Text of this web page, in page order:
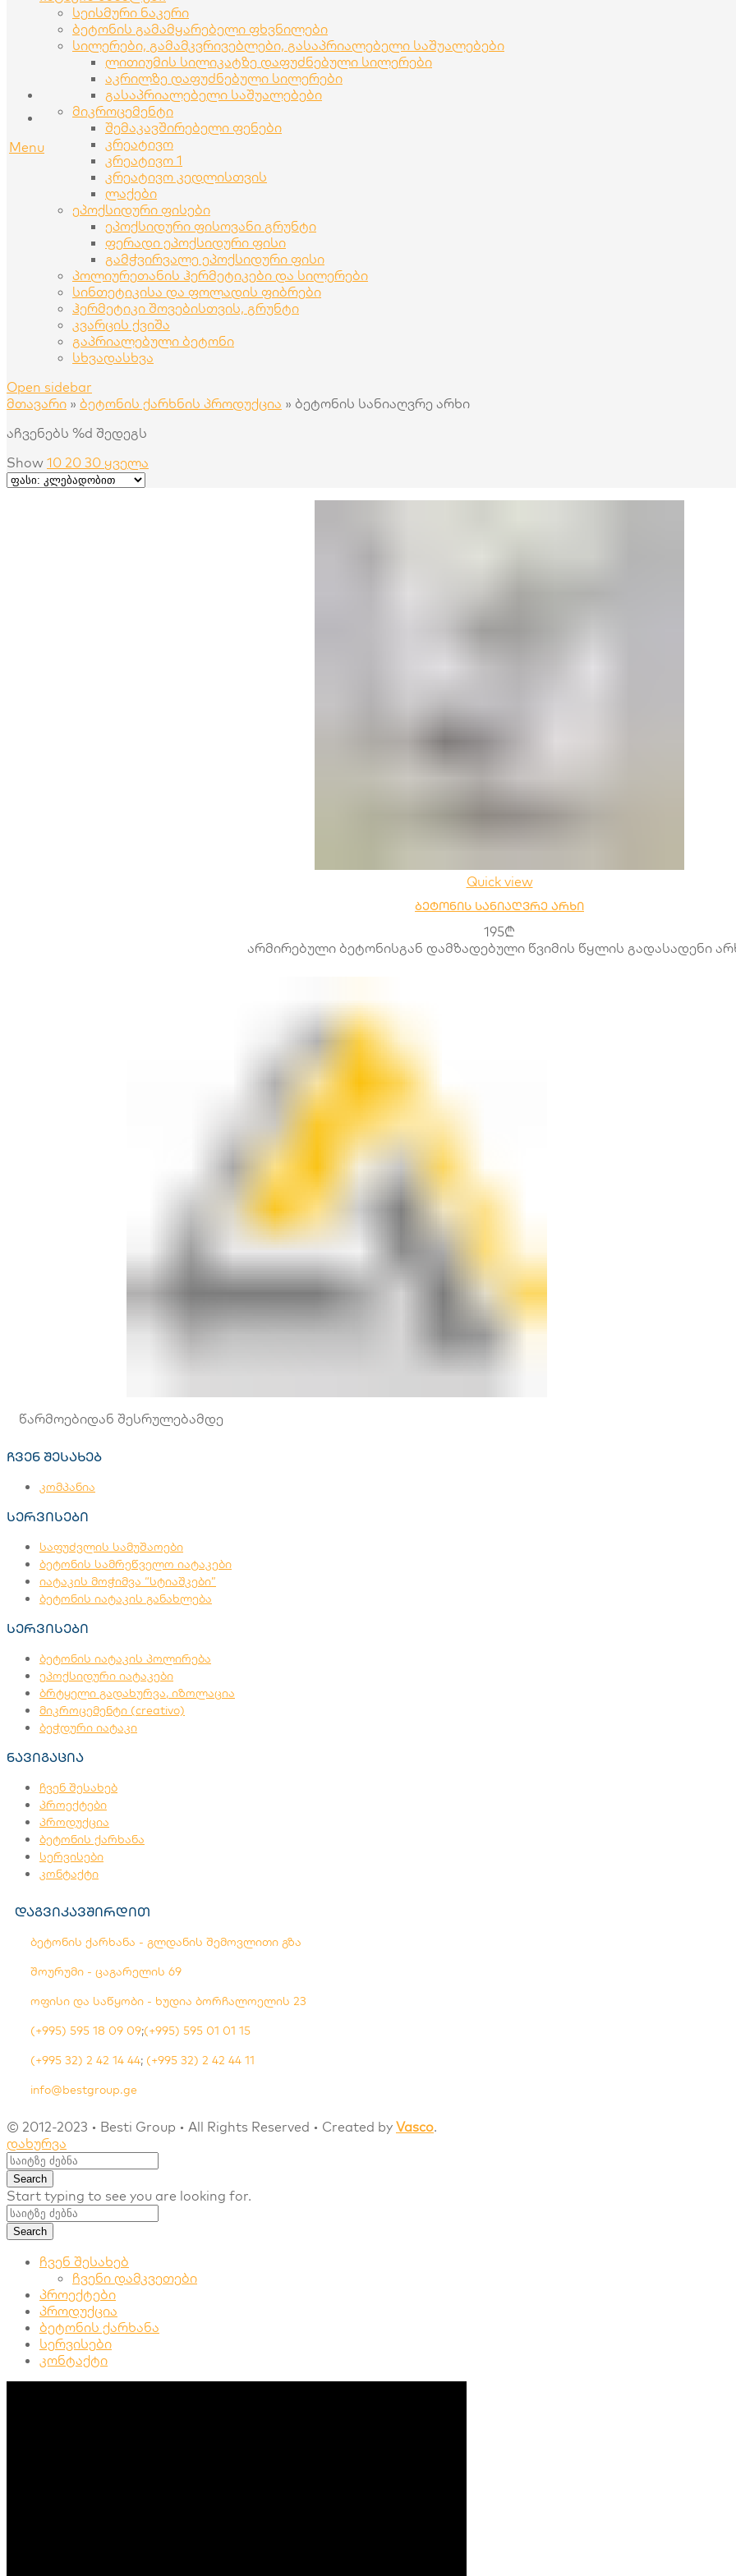
Menu
სეისმური ნაკერი
ბეტონის გამამყარებელი ფხვნილები
სილერები, გამამკვრივებლები, გასაპრიალებელი საშუალებები
ლითიუმის სილიკატზე დაფუძნებული სილერები
აკრილზე დაფუძნებული სილერები
გასაპრიალებელი საშუალებები
მიკროცემენტი
შემაკავშირებელი ფენები
კრეატივო
კრეატივო 1
კრეატივო კედლისთვის
ლაქები
ეპოქსიდური ფისები
ეპოქსიდური ფისოვანი გრუნტი
ფერადი ეპოქსიდური ფისი
გამჭვირვალე ეპოქსიდური ფისი
პოლიურეთანის ჰერმეტიკები და სილერები
სინთეტიკისა და ფოლადის ფიბრები
ჰერმეტიკი შოვებისთვის, გრუნტი
კვარცის ქვიშა
გაპრიალებული ბეტონი
სხვადასხვა
Open sidebar
მთავარი » ბეტონის ქარხნის პროდუქცია » ბეტონის სანიაღვრე არხი
აჩვენებს %d შედეგს
Show 10 20 30 ყველა
Quick view
ბეტონის სანიაღვრე არხი
195₾
არმირებული ბეტონისგან დამზადებული წვიმის წყლის გადასადენი
წარმოებიდან შესრულებამდე
ჩვენ შესახებ
კომპანია
სერვისები
საფუძვლის სამუშაოები
ბეტონის სამრეწველო იატაკები
იატაკის მოჭიმვა “სტიაშკები”
ბეტონის იატაკის განახლება
სერვისები
ბეტონის იატაკის პოლირება
ეპოქსიდური იატაკები
ბრტყელი გადახურვა, იზოლაცია
მიკროცემენტი (creativo)
ბეჭდური იატაკი
ნავიგაცია
ჩვენ შესახებ
პროექტები
პროდუქცია
ბეტონის ქარხანა
სერვისები
კონტაქტი
დაგვიკავშირდით
ბეტონის ქარხანა - გლდანის შემოვლითი გზა
შოურუმი - ცაგარელის 69
ოფისი და საწყობი - ხუდია ბორჩალოელის 23
(+995) 595 18 09 09;(+995) 595 01 01 15
(+995 32) 2 42 14 44; (+995 32) 2 42 44 11
info@bestgroup.ge
© 2012-2023 • Besti Group • All Rights Reserved • Created by Vasco.
დახურვა
Search
Start typing to see you are looking for.
Search
ჩვენ შესახებ
ჩვენი დამკვეთები
პროექტები
პროდუქცია
ბეტონის ქარხანა
სერვისები
კონტაქტი